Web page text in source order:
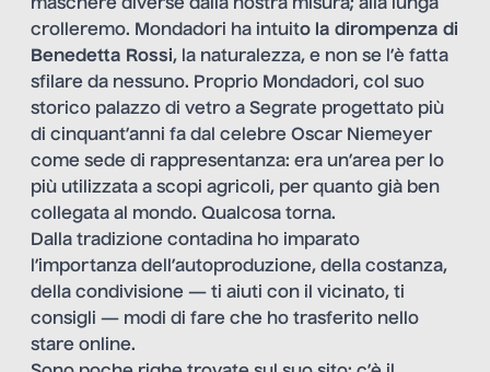
maschere diverse dalla nostra misura; alla lunga
crolleremo. Mondadori ha intuito la dirompenza di
Benedetta Rossi, la naturalezza, e non se l’è fatta
sfilare da nessuno. Proprio Mondadori, col suo
storico palazzo di vetro a Segrate progettato più
di cinquant’anni fa dal celebre Oscar Niemeyer
come sede di rappresentanza: era un’area per lo
più utilizzata a scopi agricoli, per quanto già ben
collegata al mondo. Qualcosa torna.
Dalla tradizione contadina ho imparato
l’importanza dell’autoproduzione, della costanza,
della condivisione — ti aiuti con il vicinato, ti
consigli — modi di fare che ho trasferito nello
stare online.